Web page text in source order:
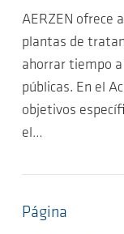
AERZEN ofrece
plantas de
ahorrar tiempo
públicas. En el
objetivos
el…
Página